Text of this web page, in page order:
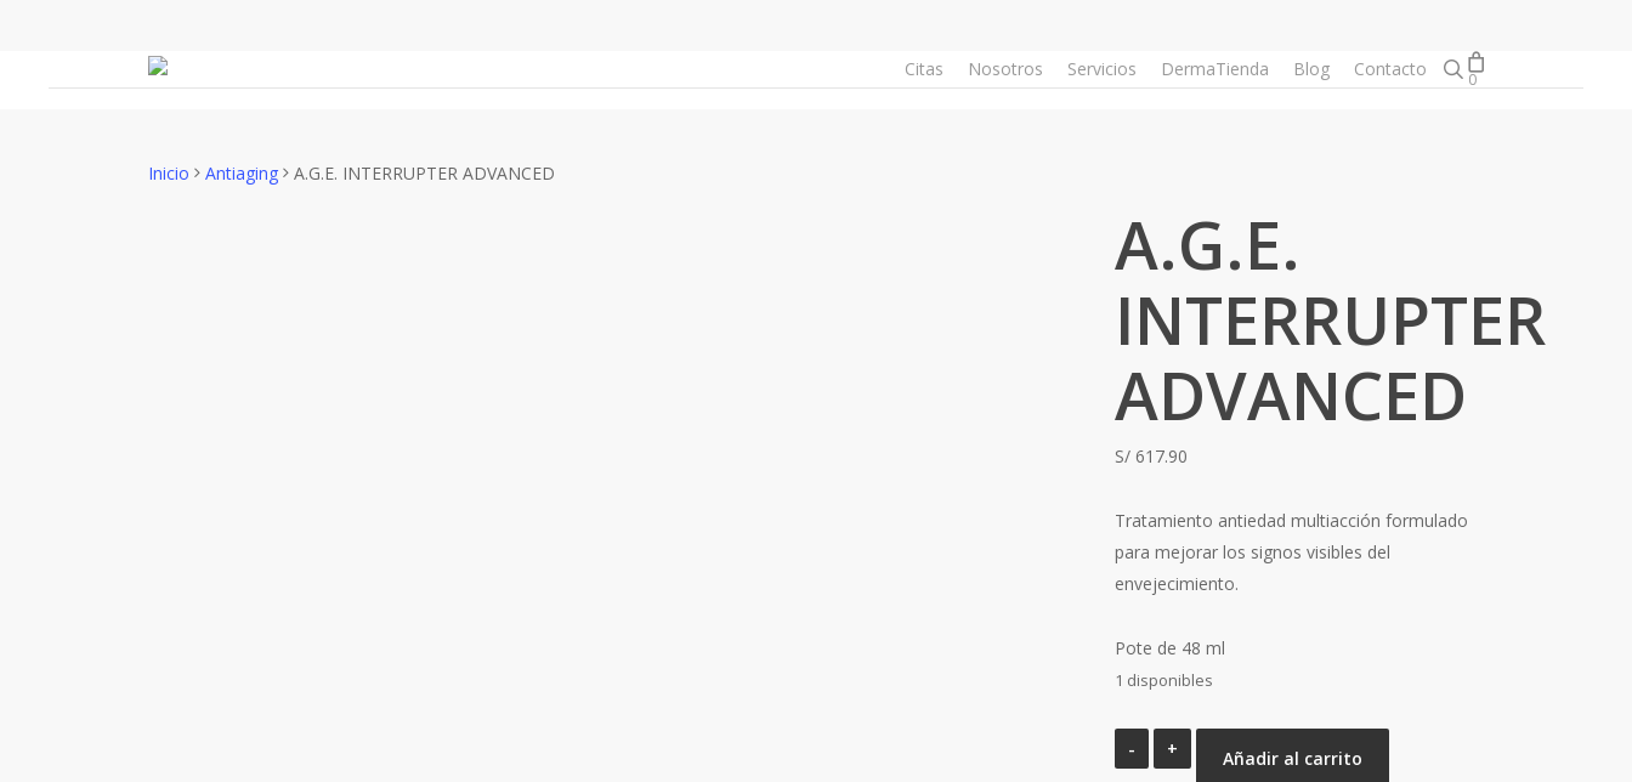
Citas Nosotros Servicios DermaTienda Blog Contacto search
0
Inicio Antiaging A.G.E. INTERRUPTER ADVANCED
A.G.E.
INTERRUPTER
ADVANCED
S/ 617.90
Tratamiento antiedad multiacción formulado
para mejorar los signos visibles del
envejecimiento.
Pote de 48 ml
1 disponibles
A.G.E.
INTERRUPTER
Añadir al carrito